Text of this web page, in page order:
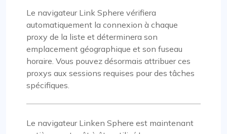
Le navigateur Link Sphere vérifiera
automatiquement la connexion à chaque
proxy de la liste et déterminera son
emplacement géographique et son fuseau
horaire. Vous pouvez désormais attribuer ces
proxys aux sessions requises pour des tâches
spécifiques.
Le navigateur Linken Sphere est maintenant